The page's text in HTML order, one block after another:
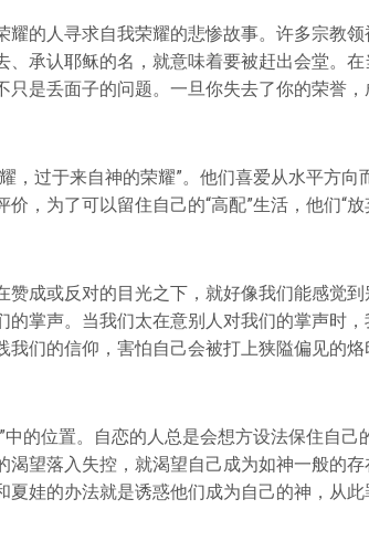
的人寻求自我荣耀的悲惨故事。许多宗教领
承认耶稣的名，就意味着要被赶出会堂。在
是丢面子的问题。一旦你失去了你的荣誉，
，过于来自神的荣耀”。他们喜爱从水平方向
，为了可以留住自己的“高配”生活，他们“放
成或反对的目光之下，就好像我们能感觉到
掌声。当我们太在意别人对我们的掌声时，
们的信仰，害怕自己会被打上狭隘偏见的烙
的位置。自恋的人总是会想方设法保住自己
望落入失控，就渴望自己成为如神一般的存
娃的办法就是诱惑他们成为自己的神，从此